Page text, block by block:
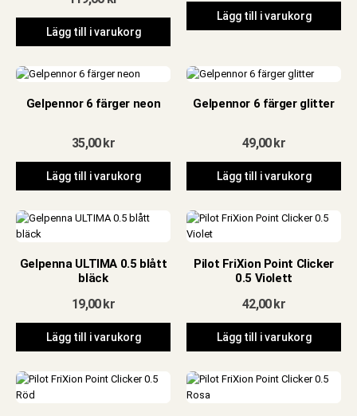
Lägg till i varukorg
Lägg till i varukorg
Gelpennor 6 färger neon
35,00kr
Lägg till i varukorg
Gelpennor 6 färger glitter
49,00kr
Lägg till i varukorg
Gelpenna ULTIMA 0.5 blått
bläck
19,00kr
Lägg till i varukorg
Pilot FriXion Point Clicker
0.5 Violett
42,00kr
Lägg till i varukorg